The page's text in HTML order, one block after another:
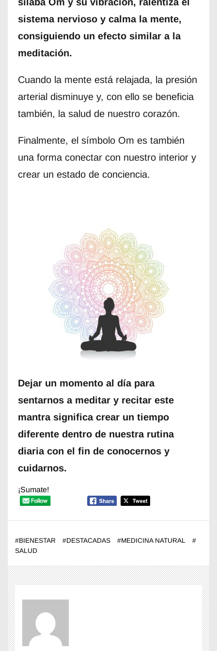
sílaba Om y su vibración, ralentiza el
sistema nervioso y calma la mente,
consiguiendo un efecto similar a la
meditación.
Cuando la mente está relajada, la presión
arterial disminuye y, con ello se beneficia
también, la salud de nuestro corazón.
Finalmente, el símbolo Om es también
una forma conectar con nuestro interior y
crear un estado de conciencia.
Dejar un momento al día para
sentarnos a meditar y recitar este
mantra significa crear un tiempo
diferente dentro de nuestra rutina
diaria con el fin de conocernos y
cuidarnos.
¡Sumate!
#BIENESTAR #DESTACADAS #MEDICINA NATURAL
#
SALUD